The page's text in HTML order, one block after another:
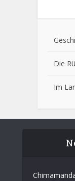
Die
Im